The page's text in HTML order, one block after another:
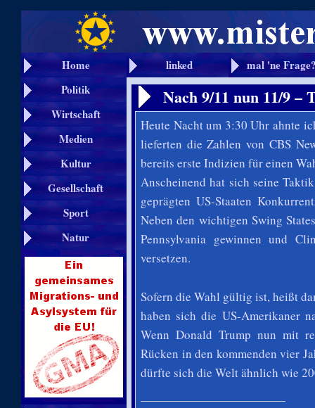
Home linked
mal 'ne
Politik
Wirtschaft
Medien
Kultur
Gesellschaft
Sport
Natur
Nach 9/11 nun 11/9 –
Heute Nacht um 3:30 Uhr ahnte
lieferten die Zahlen von CBS
bereits erste Indizien für einen
Anscheinend hat sich seine
geprägten US-Staaten
Neben den wichtigen Swing
Pennsylvania gewinnen und
versetzen.
Sofern die Wahl gültig ist, heißt
haben sich die US-Amerikaner
Wenn Donald Trump nun mit
Rücken in den kommenden vier
dürfte sich die Welt ähnlich wie